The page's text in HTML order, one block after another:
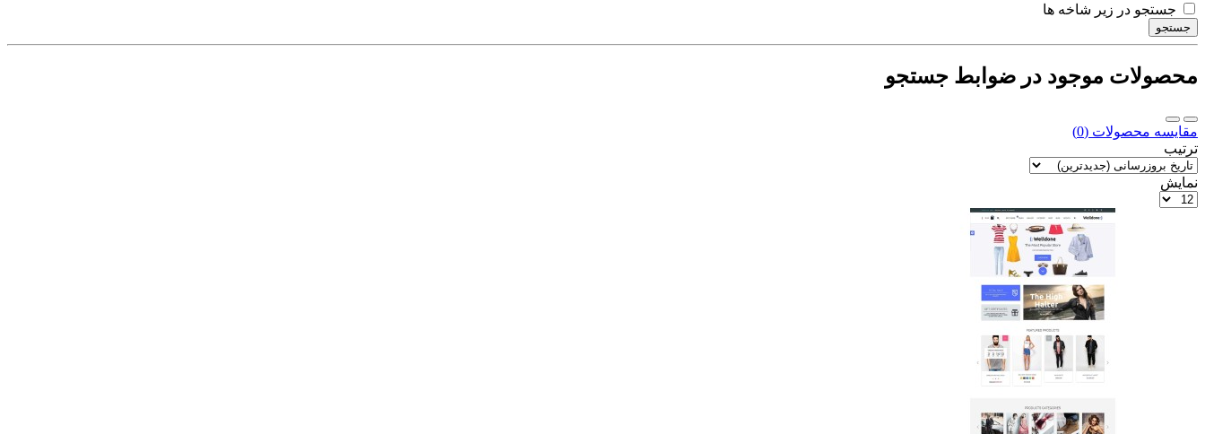
جستجو در زیر شاخه ها
جستجو
محصولات موجود در ضوابط جستجو
مقایسه محصولات (0)
ترتیب
نمایش